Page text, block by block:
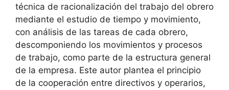
técnica de racionalización del trabajo del obrero
mediante el estudio de tiempo y movimiento,
con análisis de las tareas de cada obrero,
descomponiendo los movimientos y procesos
de trabajo, como parte de la estructura general
de la empresa. Este autor plantea el principio
de la cooperación entre directivos y operarios,